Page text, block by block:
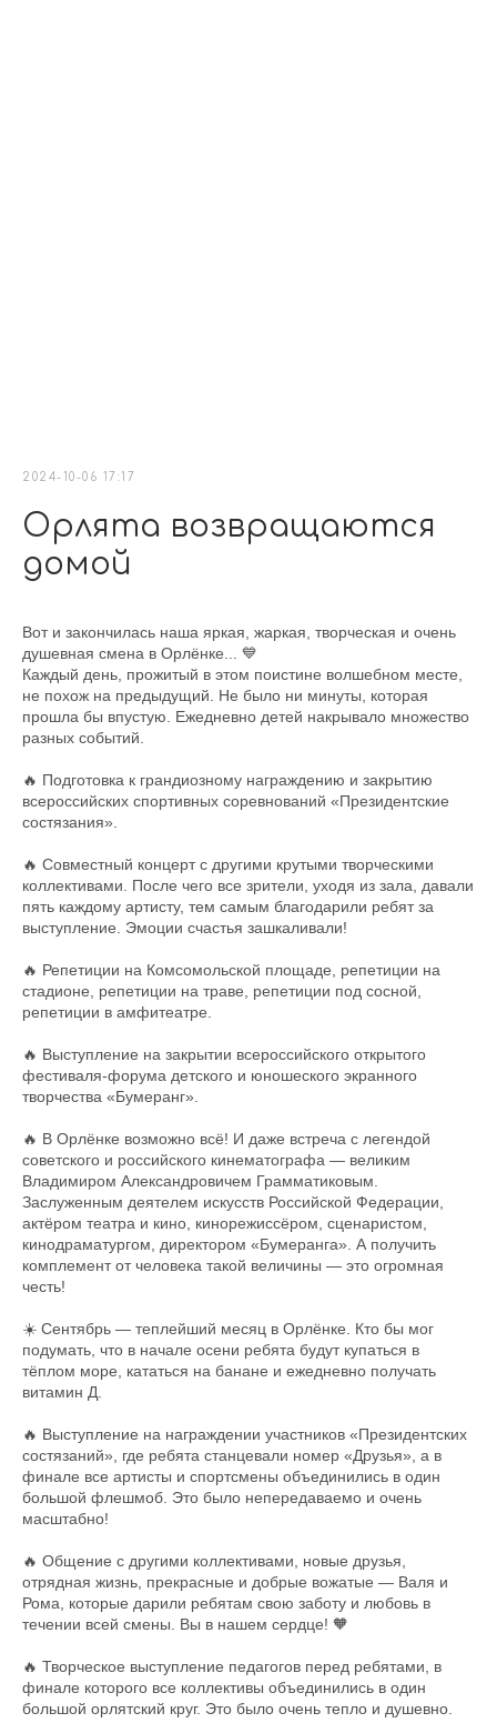
2024-10-06 17:17
Орлята возвращаются
домой
Вот и закончилась наша яркая, жаркая, творческая и очень
душевная смена в Орлёнке... 💙
Каждый день, прожитый в этом поистине волшебном месте,
не похож на предыдущий. Не было ни минуты, которая
прошла бы впустую. Ежедневно детей накрывало множество
разных событий.
🔥 Подготовка к грандиозному награждению и закрытию
всероссийских спортивных соревнований «Президентские
состязания».
🔥 Совместный концерт с другими крутыми творческими
коллективами. После чего все зрители, уходя из зала, давали
пять каждому артисту, тем самым благодарили ребят за
выступление. Эмоции счастья зашкаливали!
🔥 Репетиции на Комсомольской площаде, репетиции на
стадионе, репетиции на траве, репетиции под сосной,
репетиции в амфитеатре.
🔥 Выступление на закрытии всероссийского открытого
фестиваля-форума детского и юношеского экранного
творчества «Бумеранг».
🔥 В Орлёнке возможно всё! И даже встреча с легендой
советского и российского кинематографа — великим
Владимиром Александровичем Грамматиковым.
Заслуженным деятелем искусств Российской Федерации,
актёром театра и кино, кинорежиссёром, сценаристом,
кинодраматургом, директором «Бумеранга». А получить
комплемент от человека такой величины — это огромная
честь!
☀️ Сентябрь — теплейший месяц в Орлёнке. Кто бы мог
подумать, что в начале осени ребята будут купаться в
тёплом море, кататься на банане и ежедневно получать
витамин Д.
🔥 Выступление на награждении участников «Президентских
состязаний», где ребята станцевали номер «Друзья», а в
финале все артисты и спортсмены объединились в один
большой флешмоб. Это было непередаваемо и очень
масштабно!
🔥 Общение с другими коллективами, новые друзья,
отрядная жизнь, прекрасные и добрые вожатые — Валя и
Рома, которые дарили ребятам свою заботу и любовь в
течении всей смены. Вы в нашем сердце! 🧡
🔥 Творческое выступление педагогов перед ребятами, в
финале которого все коллективы объединились в один
большой орлятский круг. Это было очень тепло и душевно.